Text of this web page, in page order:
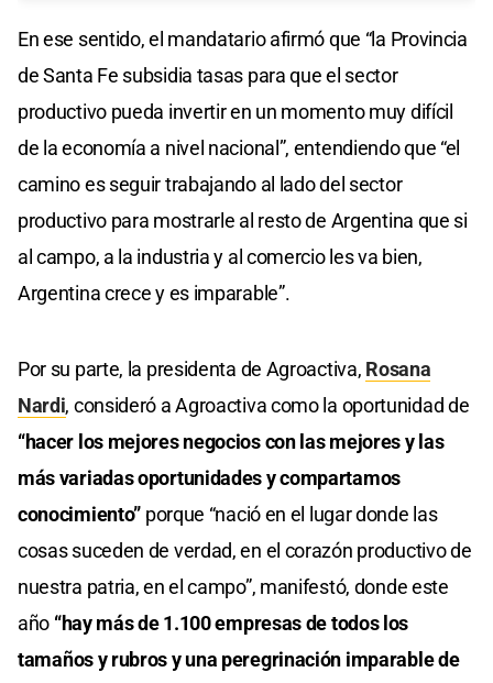
En ese sentido, el mandatario afirmó que “la Provincia
de Santa Fe subsidia tasas para que el sector
productivo pueda invertir en un momento muy difícil
de la economía a nivel nacional”, entendiendo que “el
camino es seguir trabajando al lado del sector
productivo para mostrarle al resto de Argentina que si
al campo, a la industria y al comercio les va bien,
Argentina crece y es imparable”.
Por su parte, la presidenta de Agroactiva, Rosana
Nardi, consideró a Agroactiva como la oportunidad de
“hacer los mejores negocios con las mejores y las
más variadas oportunidades y compartamos
conocimiento” porque “nació en el lugar donde las
cosas suceden de verdad, en el corazón productivo de
nuestra patria, en el campo”, manifestó, donde este
año “hay más de 1.100 empresas de todos los
tamaños y rubros y una peregrinación imparable de